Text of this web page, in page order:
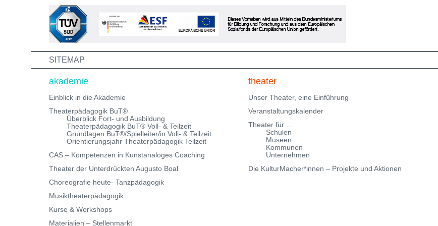
Weiterbildungen und erhalte eine Einladung zum
Informations- und Aufnahmeworkshop. Bei Fragen,
schreibe uns einfach eine Mail an:
info@theaterwerkstatt-heidelberg.de Wir freuen uns auf
Klingenteichstraße verfügen. Hinweise über
Parkmöglichkeiten findest Du hier:
SITEMAP
akademie
Einblick in die Akademie
Theaterpädagogik BuT®
Überblick Fort- und Ausbildung
Theaterpädagogik BuT® Voll- & Teilzeit
Grundlagen BuT®/Spielleiter/in Voll- & Teilzeit
Orientierungsjahr Theaterpädagogik Teilzeit
CAS – Kompetenzen in Kunstanaloges Coaching
Theater der Unterdrückten Augusto Boal
Choreografie heute- Tanzpädagogik
Musiktheaterpädagogik
Kurse & Workshops
Materialien – Stellenmarkt
theater
Unser Theater, eine Einführung
Veranstaltungskalender
Theater für …
Schulen
Museen
Kommunen
Unternehmen
Die KulturMacher*innen – Projekte und Aktionen